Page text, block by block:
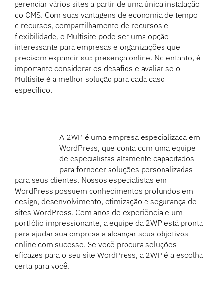
gerenciar vários sites a partir de uma única instalação
do CMS. Com suas vantagens de economia de tempo
e recursos, compartilhamento de recursos e
flexibilidade, o Multisite pode ser uma opção
interessante para empresas e organizações que
precisam expandir sua presença online. No entanto, é
importante considerar os desafios e avaliar se o
Multisite é a melhor solução para cada caso
específico.
A 2WP é uma empresa especializada em
WordPress, que conta com uma equipe
de especialistas altamente capacitados
para fornecer soluções personalizadas
para seus clientes. Nossos especialistas em
WordPress possuem conhecimentos profundos em
design, desenvolvimento, otimização e segurança de
sites WordPress. Com anos de experiência e um
portfólio impressionante, a equipe da 2WP está pronta
para ajudar sua empresa a alcançar seus objetivos
online com sucesso. Se você procura soluções
eficazes para o seu site WordPress, a 2WP é a escolha
certa para você.